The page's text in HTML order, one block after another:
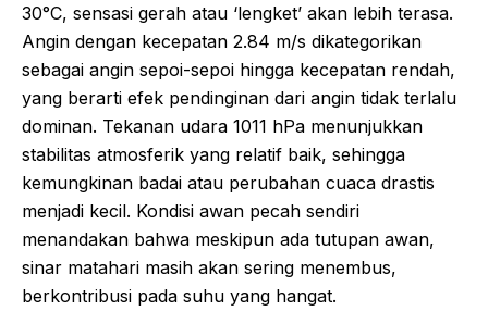
30°C, sensasi gerah atau ‘lengket’ akan lebih terasa.
Angin dengan kecepatan 2.84 m/s dikategorikan
sebagai angin sepoi-sepoi hingga kecepatan rendah,
yang berarti efek pendinginan dari angin tidak terlalu
dominan. Tekanan udara 1011 hPa menunjukkan
stabilitas atmosferik yang relatif baik, sehingga
kemungkinan badai atau perubahan cuaca drastis
menjadi kecil. Kondisi awan pecah sendiri
menandakan bahwa meskipun ada tutupan awan,
sinar matahari masih akan sering menembus,
berkontribusi pada suhu yang hangat.